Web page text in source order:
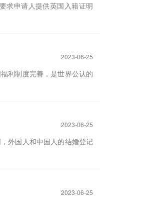
求申请人提供英国入籍证明
2023-06-25
利制度完善，是世界公认的
2023-06-25
外国人和中国人的结婚登记
2023-06-25